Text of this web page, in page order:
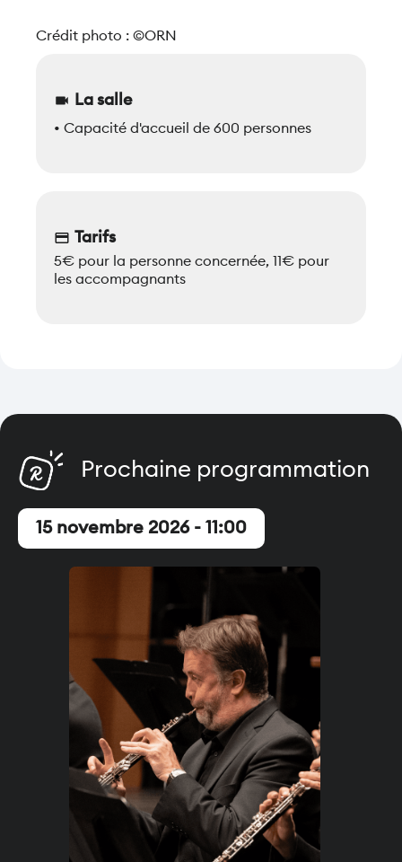
Crédit photo : ©ORN
videocam La salle
• Capacité d'accueil de 600 personnes
credit_card Tarifs
5€ pour la personne concernée, 11€ pour
les accompagnants
Prochaine programmation
15 novembre 2026 - 11:00